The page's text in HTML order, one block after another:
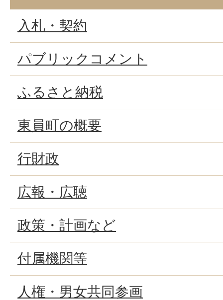
入札・契約
パブリックコメント
ふるさと納税
東員町の概要
行財政
広報・広聴
政策・計画など
付属機関等
人権・男女共同参画